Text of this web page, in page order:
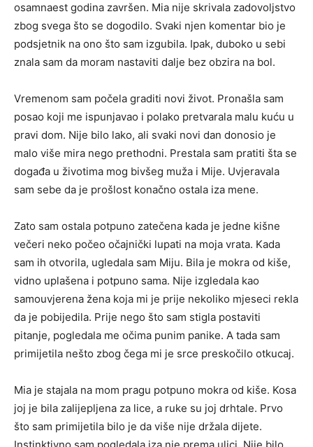
osamnaest godina završen. Mia nije skrivala zadovoljstvo
zbog svega što se dogodilo. Svaki njen komentar bio je
podsjetnik na ono što sam izgubila. Ipak, duboko u sebi
znala sam da moram nastaviti dalje bez obzira na bol.
Vremenom sam počela graditi novi život. Pronašla sam
posao koji me ispunjavao i polako pretvarala malu kuću u
pravi dom. Nije bilo lako, ali svaki novi dan donosio je
malo više mira nego prethodni. Prestala sam pratiti šta se
događa u životima mog bivšeg muža i Mije. Uvjeravala
sam sebe da je prošlost konačno ostala iza mene.
Zato sam ostala potpuno zatečena kada je jedne kišne
večeri neko počeo očajnički lupati na moja vrata. Kada
sam ih otvorila, ugledala sam Miju. Bila je mokra od kiše,
vidno uplašena i potpuno sama. Nije izgledala kao
samouvjerena žena koja mi je prije nekoliko mjeseci rekla
da je pobijedila. Prije nego što sam stigla postaviti
pitanje, pogledala me očima punim panike. A tada sam
primijetila nešto zbog čega mi je srce preskočilo otkucaj.
Mia je stajala na mom pragu potpuno mokra od kiše. Kosa
joj je bila zalijepljena za lice, a ruke su joj drhtale. Prvo
što sam primijetila bilo je da više nije držala dijete.